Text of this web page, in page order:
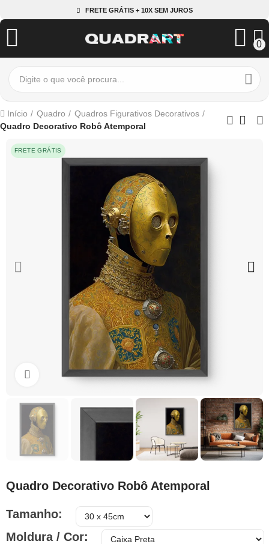
FRETE GRÁTIS + 10X SEM JUROS
0
Início Quadro
Quadros Figurativos Decorativos
Quadro Decorativo Robô Atemporal
FRETE GRÁTIS
Clique para ampliar
Quadro Decorativo Robô Atemporal
Tamanho
Moldura / Cor